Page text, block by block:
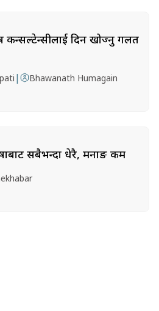
कन्सल्टेन्सीलाई दिन खोज्नु गलत
| Bhawanath Humagain
सबैभन्दा धेरै, मनाङ कम